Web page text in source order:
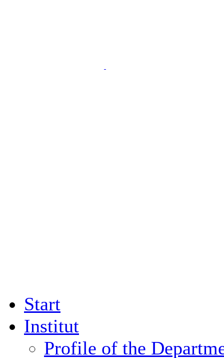
Start
Institut
Profile of the